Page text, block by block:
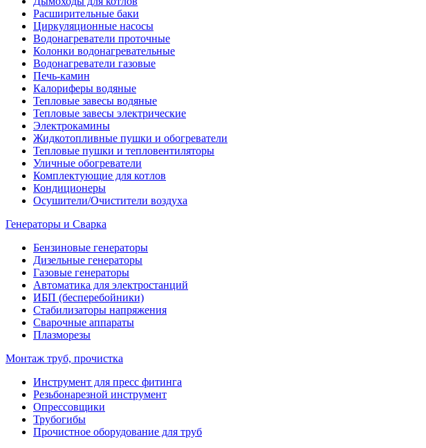
Расширительные баки
Циркуляционные насосы
Водонагреватели проточные
Колонки водонагревательные
Водонагреватели газовые
Печь-камин
Калориферы водяные
Тепловые завесы водяные
Тепловые завесы электрические
Электрокамины
Жидкотопливные пушки и обогреватели
Тепловые пушки и тепловентиляторы
Уличные обогреватели
Комплектующие для котлов
Кондиционеры
Осушители/Очистители воздуха
Генераторы и Сварка
Бензиновые генераторы
Дизельные генераторы
Газовые генераторы
Автоматика для электростанций
ИБП (бесперебойники)
Стабилизаторы напряжения
Сварочные аппараты
Плазморезы
Монтаж труб, прочистка
Инструмент для пресс фитинга
Резьбонарезной инструмент
Опрессовщики
Трубогибы
Прочистное оборудование для труб